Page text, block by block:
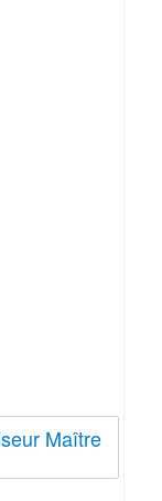
Maître